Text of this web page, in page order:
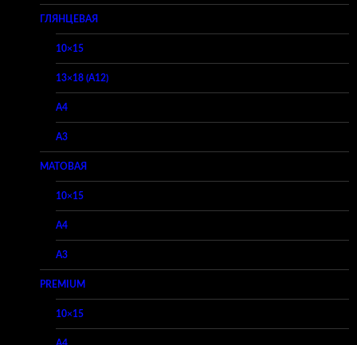
ГЛЯНЦЕВАЯ
10×15
13×18 (A12)
A4
A3
МАТОВАЯ
10×15
A4
A3
PREMIUM
10×15